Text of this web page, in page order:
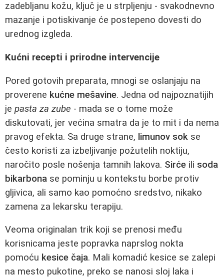
zadebljanu kožu, ključ je u strpljenju - svakodnevno
mazanje i potiskivanje će postepeno dovesti do
urednog izgleda.
Kućni recepti i prirodne intervencije
Pored gotovih preparata, mnogi se oslanjaju na
proverene kućne mešavine. Jedna od najpoznatijih
je pasta za zube - mada se o tome može
diskutovati, jer većina smatra da je to mit i da nema
pravog efekta. Sa druge strane, limunov sok se
često koristi za izbeljivanje požutelih noktiju,
naročito posle nošenja tamnih lakova. Sirće ili soda
bikarbona se pominju u kontekstu borbe protiv
gljivica, ali samo kao pomoćno sredstvo, nikako
zamena za lekarsku terapiju.
Veoma originalan trik koji se prenosi među
korisnicama jeste popravka naprslog nokta
pomoću kesice čaja. Mali komadić kesice se zalepi
na mesto pukotine, preko se nanosi sloj laka i